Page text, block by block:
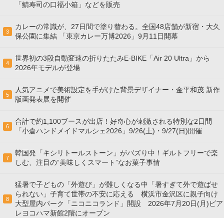
「鯖寿司の口福小箱」などを販売
3
カレーの常識が、27日間で塗り替わる。全国48店舗が新宿・大久
保公園に集結 「東京カレー万博2026」9月11日開幕
4
世界初の3段自動変速の折りたたみE-BIKE「Air 20 Ultra」から
2026年モデルが登場
5
人気アニメで美術設定を手がけた背景デザイナー・金平和茂 新作
版画発表展を開催
6
合計で約1,100ブースが出店！好奇心が刺激される特別な2日間
「小倉ハンドメイドマルシェ2026」9/26(土)・9/27(日)開催
7
韓国発「キシリトールストーン」がバズり中！ギルトフリーで楽
しむ、注目の“美味しくスマート”なお菓子事情
8
猛暑で子どもの「外遊び」が難しくなる中「暑すぎて外で遊ばせ
られない」子育て世帯の不安に応える 横浜市金沢区に親子向け
大型屋内パーク「ニコニコランド」開設 2026年7月20日(月)ビア
レヨコハマ新館2階にオープン